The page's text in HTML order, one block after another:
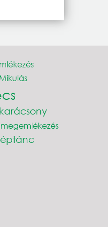
Mikulás
karácsony
megemlékezés